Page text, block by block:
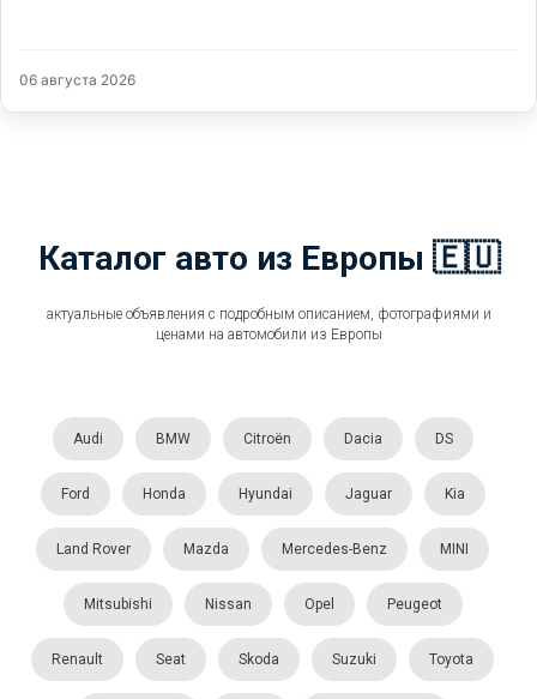
06 августа 2026
Каталог авто из Европы 🇪🇺
актуальные объявления с подробным описанием, фотографиями и
ценами на автомобили из Европы
Audi BMW Citroën Dacia DS
Ford Honda Hyundai Jaguar Kia
Land Rover Mazda Mercedes-Benz MINI
Mitsubishi Nissan Opel Peugeot
Renault Seat Skoda Suzuki Toyota